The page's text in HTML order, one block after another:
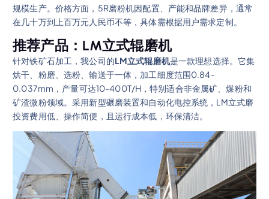
规模生产。价格方面，5R磨粉机因配置、产能和品牌差异，通常
在几十万到上百万元人民币不等，具体需根据用户需求定制。
推荐产品：LM立式辊磨机
针对铁矿石加工，我公司的LM立式辊磨机是一款理想选择。它集
烘干、粉磨、选粉、输送于一体，加工细度范围0.84-
0.037mm，产量可达10-400T/H，特别适合非金属矿、煤粉和
矿渣微粉领域。采用新型碾磨装置和自动化电控系统，LM立式磨
投资费用低、操作简便，且运行成本低，环保清洁。